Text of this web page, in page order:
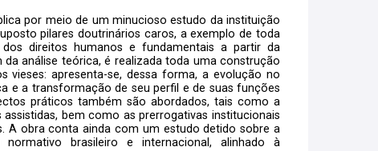
por meio de um minucioso estudo da instituição
pilares doutrinários caros, a exemplo de toda
direitos humanos e fundamentais a partir da
análise teórica, é realizada toda uma construção
vieses: apresenta-se, dessa forma, a evolução no
e a transformação de seu perfil e de suas funções
práticos também são abordados, tais como a
bem como as prerrogativas institucionais
A obra conta ainda com um estudo detido sobre a
brasileiro e internacional, alinhado à